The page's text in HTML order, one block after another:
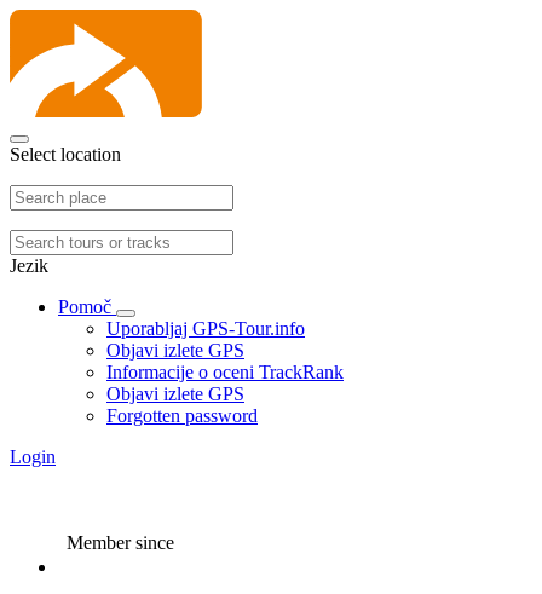
Select location
Jezik
Pomoč
Uporabljaj GPS-Tour.info
Objavi izlete GPS
Informacije o oceni TrackRank
Objavi izlete GPS
Forgotten password
Login
Member since